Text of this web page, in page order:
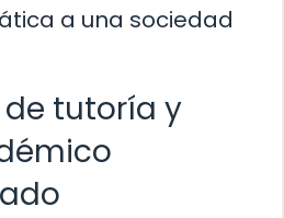
a una sociedad
tutoría y